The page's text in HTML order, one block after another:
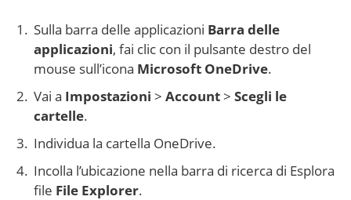
Sulla barra delle applicazioni Barra delle
applicazioni, fai clic con il pulsante destro del
mouse sull’icona Microsoft OneDrive.
Vai a Impostazioni > Account> Scegli le
cartelle.
Individua la cartella OneDrive.
Incolla l’ubicazione nella barra di ricerca di Esplora
file File Explorer.